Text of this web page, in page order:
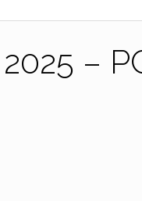
–